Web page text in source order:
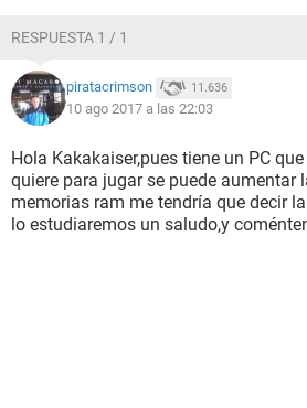
RESPUESTA 1 / 1
piratacrimson 11.636
10 ago 2017 a las 22:03
Hola Kakakaiser,pues tiene un PC
quiere para jugar se puede aumentar
memorias ram me tendría que decir
lo estudiaremos un saludo,y